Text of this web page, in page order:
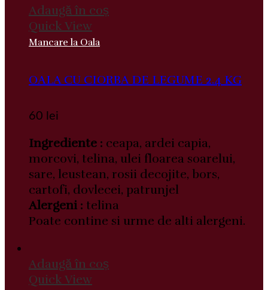
Adaugă în coș
Quick View
Mancare la Oala
OALA CU CIORBA DE LEGUME 2.4 KG
60 lei
Ingrediente : ceapa, ardei capia,
morcovi, telina, ulei floarea soarelui,
sare, leustean, rosii decojite, bors,
cartofi, dovlecei, patrunjel
Alergeni : telina
Poate contine si urme de alti alergeni.
Adaugă în coș
Quick View